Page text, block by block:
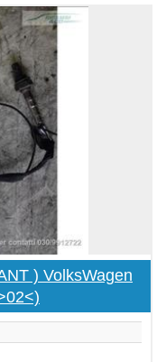
) VolksWagen